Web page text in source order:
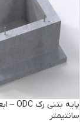
سانتیمتر